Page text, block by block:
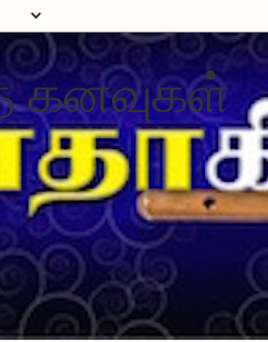
கனவுகள்